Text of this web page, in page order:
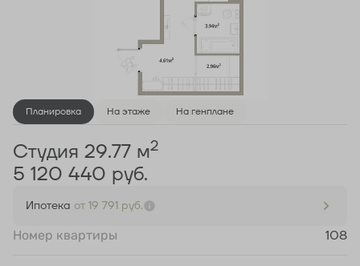
Планировка На этаже На генплане
Студия 29.77 м2
5 120 440 руб.
Ипотека от 19 791 руб.
Номер квартиры 108